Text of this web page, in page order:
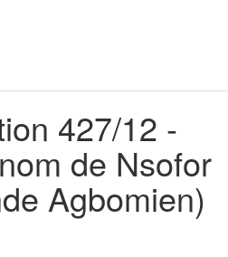
427/12 -
de Nsofor
Agbomien)